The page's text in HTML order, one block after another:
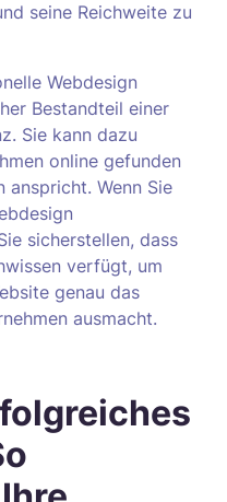
seine Reichweite zu
Webdesign
Bestandteil einer
Sie kann dazu
online gefunden
anspricht. Wenn Sie
sicherstellen, dass
verfügt, um
genau das
ausmacht.